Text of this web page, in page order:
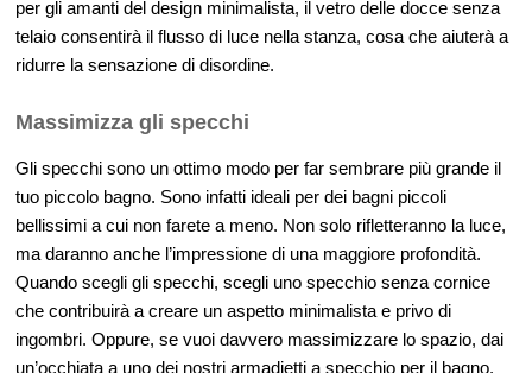
per gli amanti del design minimalista, il vetro delle docce senza
telaio consentirà il flusso di luce nella stanza, cosa che aiuterà a
ridurre la sensazione di disordine.
Massimizza gli specchi
Gli specchi sono un ottimo modo per far sembrare più grande il
tuo piccolo bagno. Sono infatti ideali per dei bagni piccoli
bellissimi a cui non farete a meno. Non solo rifletteranno la luce,
ma daranno anche l’impressione di una maggiore profondità.
Quando scegli gli specchi, scegli uno specchio senza cornice
che contribuirà a creare un aspetto minimalista e privo di
ingombri. Oppure, se vuoi davvero massimizzare lo spazio, dai
un’occhiata a uno dei nostri armadietti a specchio per il bagno.